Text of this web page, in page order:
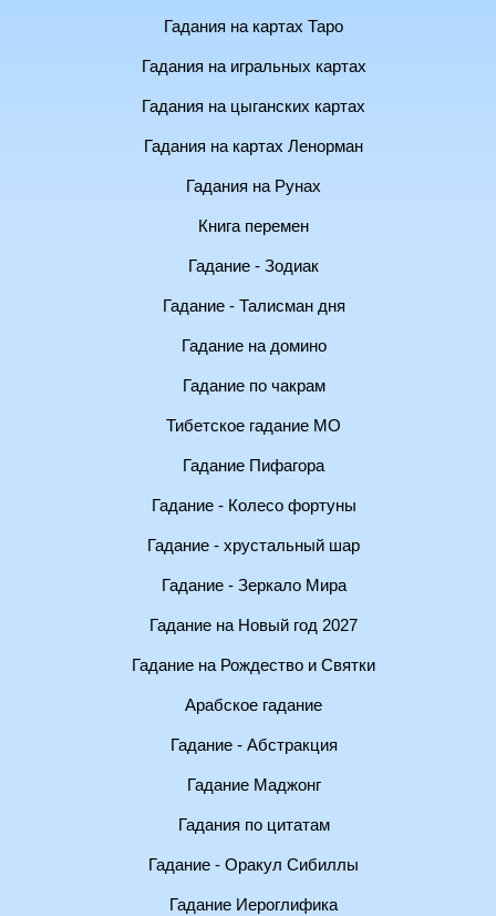
Гадания на картах Таро
Гадания на игральных картах
Гадания на цыганских картах
Гадания на картах Ленорман
Гадания на Рунах
Книга перемен
Гадание - Зодиак
Гадание - Талисман дня
Гадание на домино
Гадание по чакрам
Тибетское гадание МО
Гадание Пифагора
Гадание - Колесо фортуны
Гадание - хрустальный шар
Гадание - Зеркало Мира
Гадание на Новый год 2027
Гадание на Рождество и Святки
Арабское гадание
Гадание - Абстракция
Гадание Маджонг
Гадания по цитатам
Гадание - Оракул Сибиллы
Гадание Иероглифика